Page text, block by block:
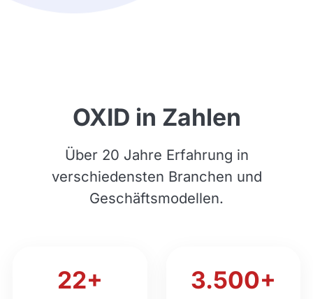
OXID in Zahlen
Über 20 Jahre Erfahrung in
verschiedensten Branchen und
Geschäftsmodellen.
22+ 3.500+